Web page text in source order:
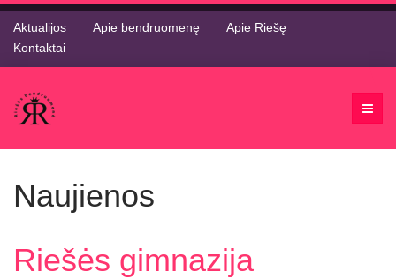
Aktualijos Apie bendruomenę
Apie Riešę
Kontaktai
Naujienos
Riešės gimnazija